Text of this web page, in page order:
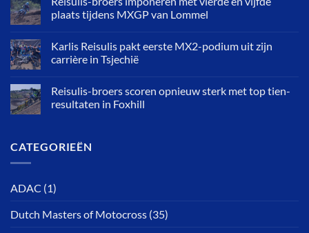
plaats tijdens MXGP van Lommel
Karlis Reisulis pakt eerste MX2-podium uit zijn
carrière in Tsjechië
Reisulis-broers scoren opnieuw sterk met top tien-
resultaten in Foxhill
CATEGORIEËN
ADAC (1)
Dutch Masters of Motocross (35)